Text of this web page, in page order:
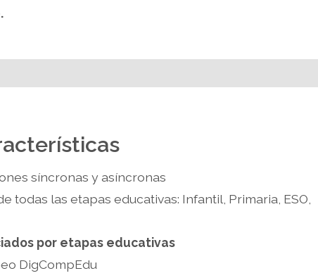
síncronas y asíncronas
todas las etapas educativas: Infantil, Primaria, ESO,
por etapas educativas
DigCompEdu